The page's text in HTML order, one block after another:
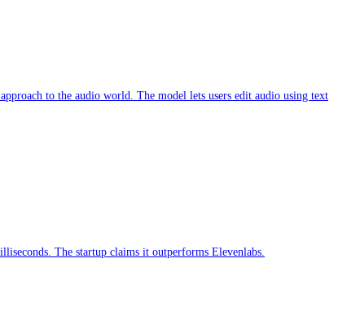
to the audio world. The model lets users edit audio using text
The startup claims it outperforms Elevenlabs.